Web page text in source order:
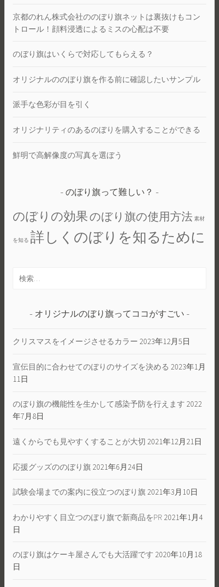
京都のれん株式会社ののぼり旗ネットは裏抜けもコン
トロール！顔料浸透によるミスの心配は不要
のぼり旗はいくらで対応してもらえる？
オリジナルののぼり旗を作る前に確認したいサンプル
派手な色彩が目を引く
オリジナリティのあるのぼりを購入することができる
鮮明で高解像度の写真を選ぼう
のぼり旗って難しい？
のぼりの効果のぼり旗の使用方法 素材
を知る 詳しくのぼりを知るために
索:
オリジナルのぼり旗ってココがすごい
クリスマスをイメージさせるカラー 2023年12月5日
宣伝目的に合わせてのぼりのサイズを決める 2023年1月
11日
のぼり旗の機能性を生かして感染予防を行えます 2022
年7月8日
遠くからでも見やすくすることが大切 2021年12月21日
応援グッズののぼり旗 2021年6月24日
試験会場までの案内に役立つのぼり旗 2021年3月10日
わかりやすく目立つのぼり旗で新商品をPR 2021年1月4
日
のぼり旗はケーキ屋さんでも大活躍です 2020年10月18
日